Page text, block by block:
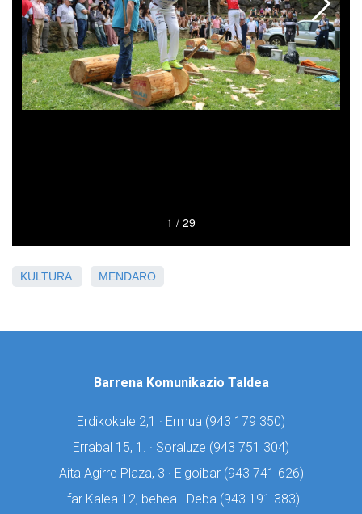
KULTURA MENDARO
Barrena Komunikazio Taldea
Erdikokale 2,1 · Ermua (943 179 350)
Errabal 15, 1. · Soraluze (943 751 304)
Aita Agirre Plaza, 3 · Elgoibar (943 741 626)
Ifar Kalea 12, behea · Deba (943 191 383)